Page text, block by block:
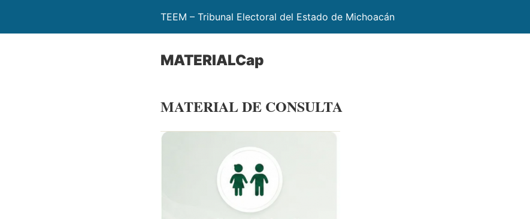
TEEM – Tribunal Electoral del Estado de Michoacán
MATERIALCap
MATERIAL DE CONSULTA